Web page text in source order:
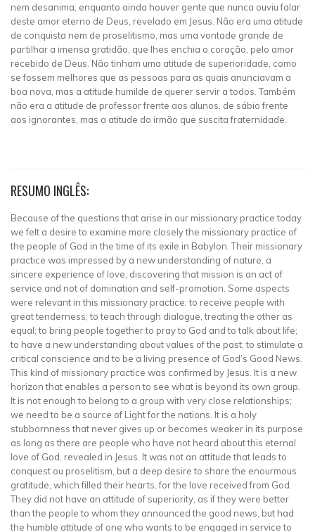
nem desanima, enquanto ainda houver gente que nunca ouviu falar
deste amor eterno de Deus, revelado em Jesus. Não era uma atitude
de conquista nem de proselitismo, mas uma vontade grande de
partilhar a imensa gratidão, que lhes enchia o coração, pelo amor
recebido de Deus. Não tinham uma atitude de superioridade, como
se fossem melhores que as pessoas para as quais anunciavam a
boa nova, mas a atitude humilde de querer servir a todos. Também
não era a atitude de professor frente aos alunos, de sábio frente
aos ignorantes, mas a atitude do irmão que suscita fraternidade.
RESUMO INGLÊS:
Because of the questions that arise in our missionary practice today
we felt a desire to examine more closely the missionary practice of
the people of God in the time of its exile in Babylon. Their missionary
practice was impressed by a new understanding of nature, a
sincere experience of love, discovering that mission is an act of
service and not of domination and self-promotion. Some aspects
were relevant in this missionary practice: to receive people with
great tenderness; to teach through dialogue, treating the other as
equal; to bring people together to pray to God and to talk about life;
to have a new understanding about values of the past; to stimulate a
critical conscience and to be a living presence of God’s Good News.
This kind of missionary practice was confirmed by Jesus. It is a new
horizon that enables a person to see what is beyond its own group.
It is not enough to belong to a group with very close relationships;
we need to be a source of Light for the nations. It is a holy
stubbornness that never gives up or becomes weaker in its purpose
as long as there are people who have not heard about this eternal
love of God, revealed in Jesus. It was not an attitude that leads to
conquest ou proselitism, but a deep desire to share the enourmous
gratitude, which filled their hearts, for the love received from God.
They did not have an attitude of superiority, as if they were better
than the people to whom they announced the good news, but had
the humble attitude of one who wants to be engaged in service to